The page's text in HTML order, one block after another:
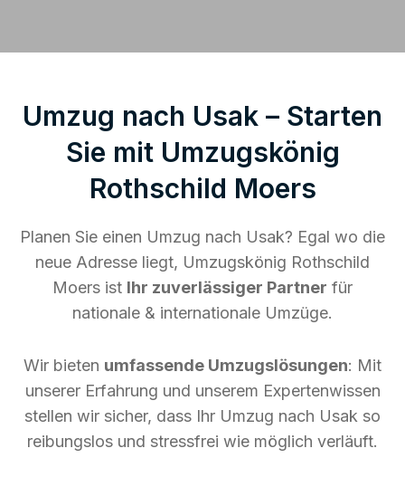
Umzug nach Usak – Starten
Sie mit Umzugskönig
Rothschild Moers
Planen Sie einen Umzug nach Usak? Egal wo die
neue Adresse liegt, Umzugskönig Rothschild
Moers ist Ihr zuverlässiger Partner für
nationale & internationale Umzüge.
Wir bieten umfassende Umzugslösungen: Mit
unserer Erfahrung und unserem Expertenwissen
stellen wir sicher, dass Ihr Umzug nach Usak so
reibungslos und stressfrei wie möglich verläuft.